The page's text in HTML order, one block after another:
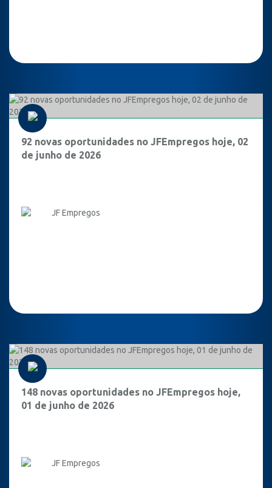
92 novas oportunidades no JFEmpregos hoje, 02
de junho de 2026
JF Empregos
148 novas oportunidades no JFEmpregos hoje,
01 de junho de 2026
JF Empregos